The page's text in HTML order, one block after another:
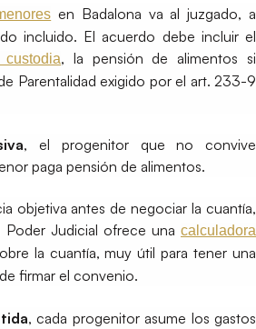
en Badalona va al juzgado, a
incluido. El acuerdo debe incluir el
, la pensión de alimentos si
Parentalidad exigido por el art. 233-9
, el progenitor que no convive
paga pensión de alimentos.
objetiva antes de negociar la cuantía,
Judicial ofrece una calculadora
la cuantía, muy útil para tener una
firmar el convenio.
, cada progenitor asume los gastos